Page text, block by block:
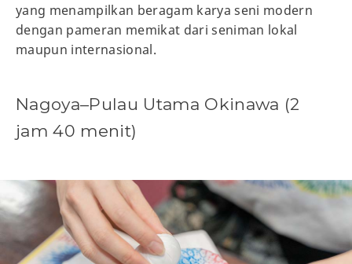
yang menampilkan beragam karya seni modern
dengan pameran memikat dari seniman lokal
maupun internasional.
Nagoya–Pulau Utama Okinawa (2
jam 40 menit)